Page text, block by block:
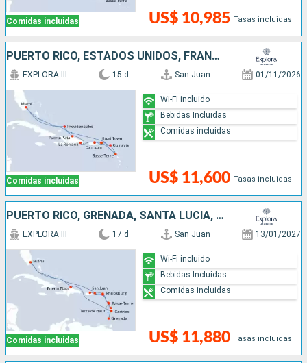
Comidas incluidas US$ 10,985 Tasas incluidas
PUERTO RICO, ESTADOS UNIDOS, FRANCIA, REPÚBLICA DOMINICANA
Comidas incluidas
EXPLORA III 15 d San Juan 01/11/2026
US$ 11,600 Tasas incluidas
Wi-Fi incluido
Bebidas Incluidas
Comidas incluidas
PUERTO RICO, GRENADA, SANTA LUCIA, REPÚBLICA DOMINICANA, ESTADOS UNIDOS, , SAN MARTÍN
Comidas incluidas
EXPLORA III 17 d San Juan 13/01/2027
US$ 11,880 Tasas incluidas
Wi-Fi incluido
Bebidas Incluidas
Comidas incluidas